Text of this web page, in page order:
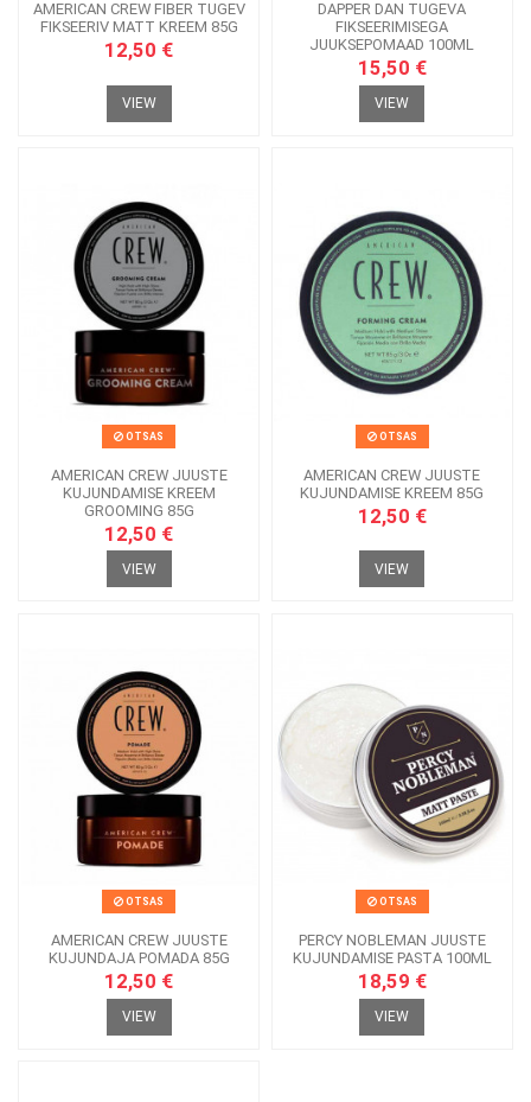
AMERICAN CREW FIBER TUGEV
FIKSEERIV MATT KREEM 85G
12,50 €
VIEW
DAPPER DAN TUGEVA
FIKSEERIMISEGA
JUUKSEPOMAAD 100ML
15,50 €
VIEW
OTSAS
AMERICAN CREW JUUSTE
KUJUNDAMISE KREEM
GROOMING 85G
12,50 €
VIEW
OTSAS
AMERICAN CREW JUUSTE
KUJUNDAMISE KREEM 85G
12,50 €
VIEW
OTSAS
AMERICAN CREW JUUSTE
KUJUNDAJA POMADA 85G
12,50 €
VIEW
OTSAS
PERCY NOBLEMAN JUUSTE
KUJUNDAMISE PASTA 100ML
18,59 €
VIEW